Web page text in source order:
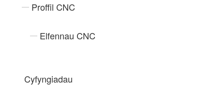
Proffil CNC
Elfennau CNC
Cyfyngiadau